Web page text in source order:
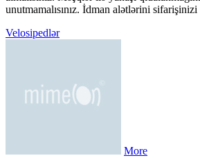
unutmamalısınız. İdman alətlərini
Velosipedlər
More